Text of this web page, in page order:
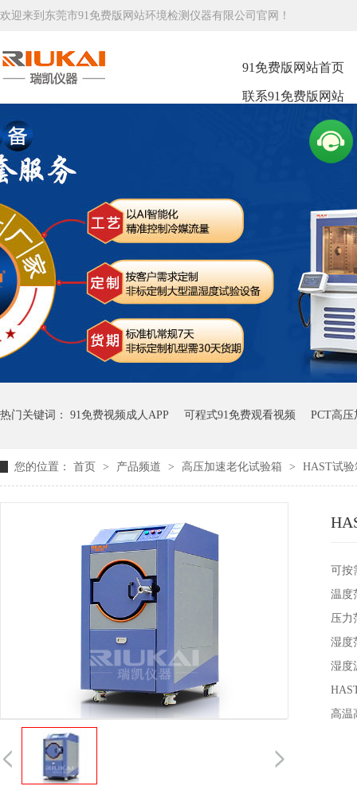
欢迎来到东莞市91免费版网站环境检测仪器有限公司官网！
91免费版网站首页
联系91免费版网站
热门关键词： 91免费视频成人APP 可程式91免费观看视频 PCT高
您的位置： 首页 > 产品频道 > 高压加速老化试验箱 > HAST试
可按
温度
压力
湿度
湿度
高温